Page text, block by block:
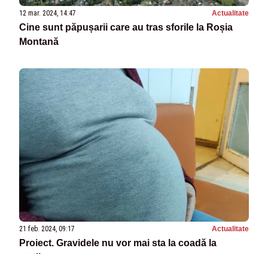
12 mar. 2024, 14:47 Actualitate
Cine sunt păpușarii care au tras sforile la Roșia
Montană
21 feb. 2024, 09:17 Actualitate
Proiect. Gravidele nu vor mai sta la coadă la